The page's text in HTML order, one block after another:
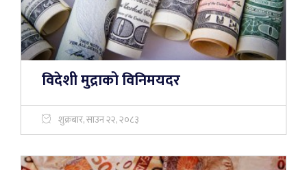
विदेशी मुद्राको विनिमयदर
शुक्रबार, साउन २२, २०८३